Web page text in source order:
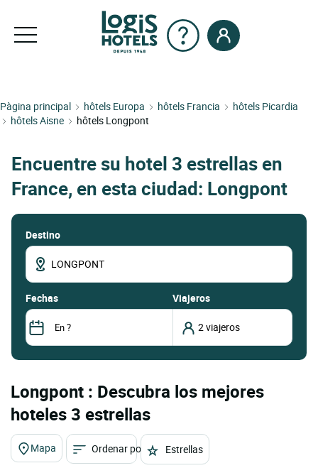
Pàgina principal hôtels Europa hôtels Francia
hôtels Picardia
hôtels Aisne
hôtels Longpont
Encuentre su hotel 3 estrellas en
France, en esta ciudad: Longpont
Destino
fechas Viajeros
Longpont : Descubra los mejores
hoteles 3 estrellas
Mapa Ordenar por Estrellas